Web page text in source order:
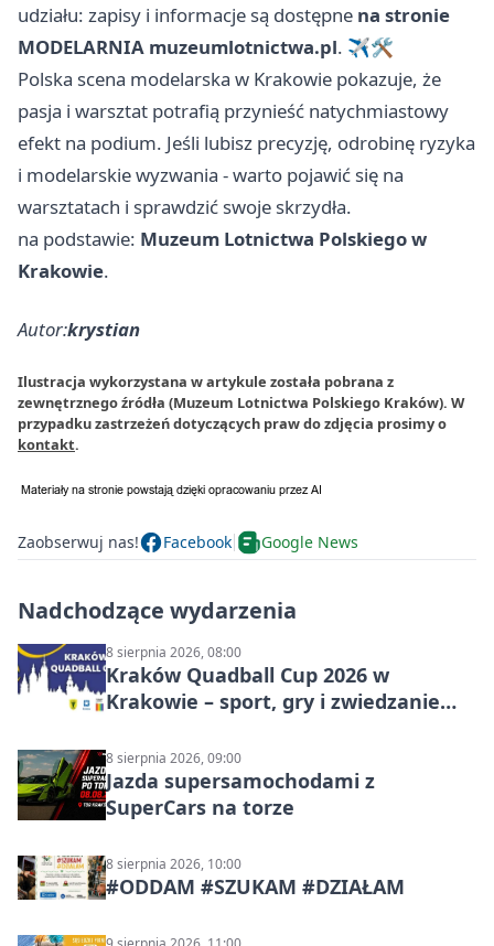
udziału: zapisy i informacje są dostępne na stronie
MODELARNIA muzeumlotnictwa.pl. ✈️🛠️
Polska scena modelarska w Krakowie pokazuje, że
pasja i warsztat potrafią przynieść natychmiastowy
efekt na podium. Jeśli lubisz precyzję, odrobinę ryzyka
i modelarskie wyzwania - warto pojawić się na
warsztatach i sprawdzić swoje skrzydła.
na podstawie: Muzeum Lotnictwa Polskiego w
Krakowie.
Autor:krystian
Ilustracja wykorzystana w artykule została pobrana z
zewnętrznego źródła (Muzeum Lotnictwa Polskiego Kraków). W
przypadku zastrzeżeń dotyczących praw do zdjęcia prosimy o
kontakt.
Zaobserwuj nas! Facebook Google News
Nadchodzące wydarzenia
8 sierpnia 2026, 08:00
Kraków Quadball Cup 2026 w
Krakowie – sport, gry i zwiedzanie
8 sierpnia 2026, 09:00
Jazda supersamochodami z
SuperCars na torze
8 sierpnia 2026, 10:00
#ODDAM #SZUKAM #DZIAŁAM